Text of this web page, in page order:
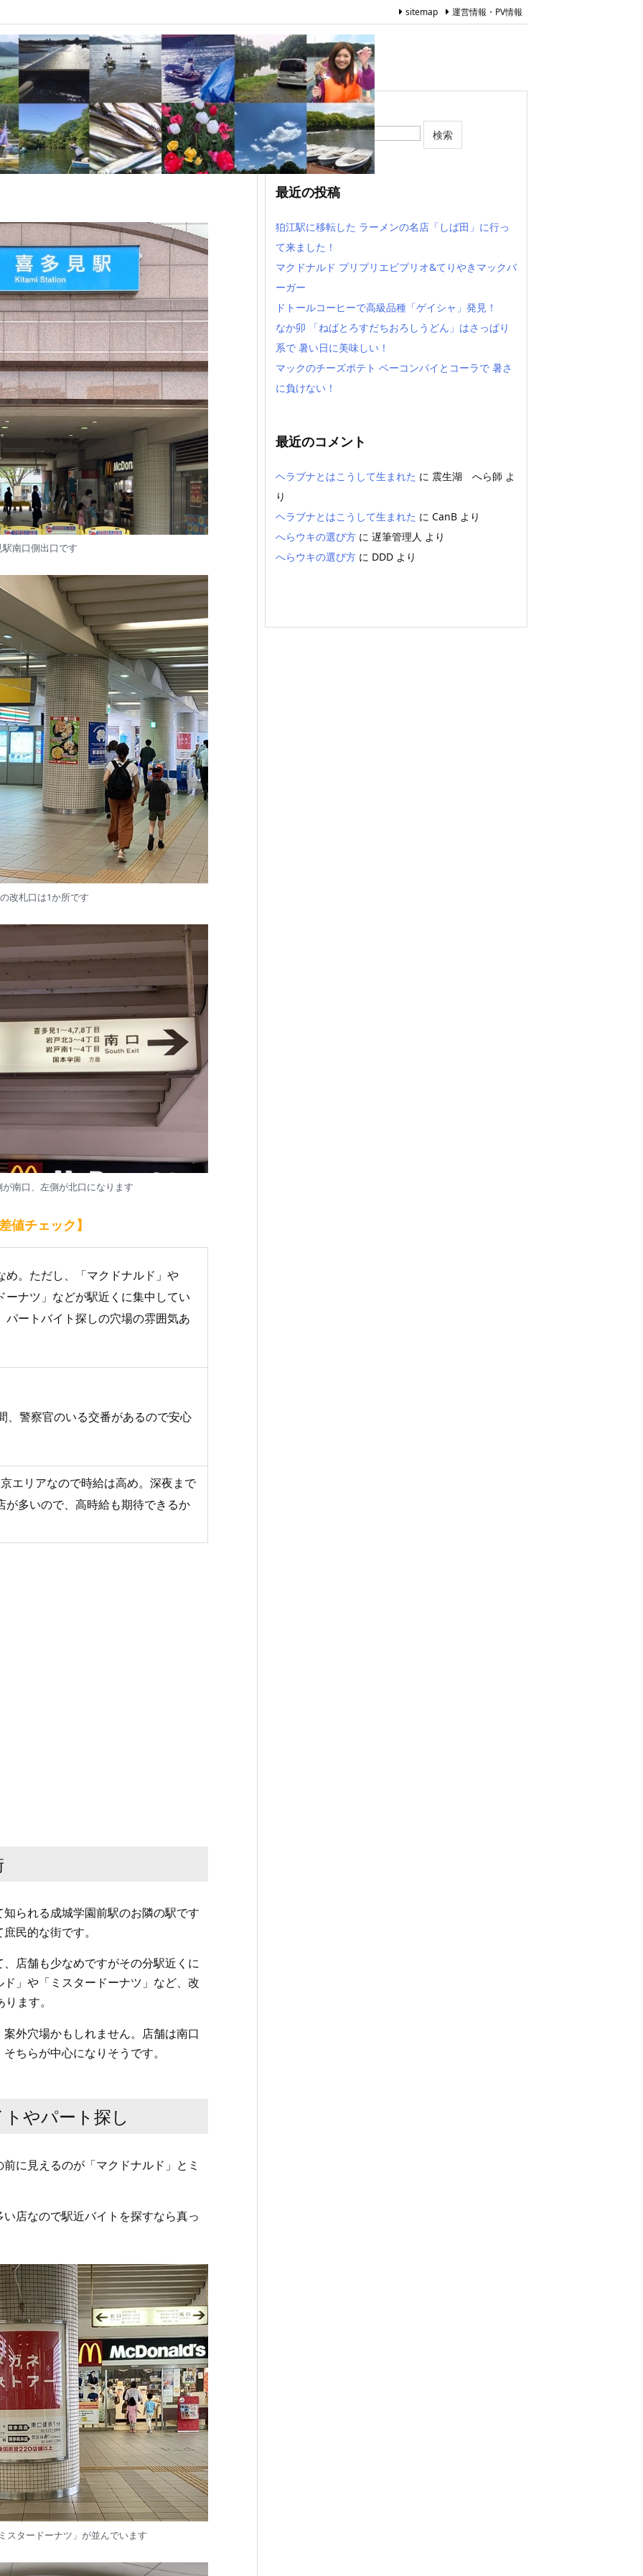
sitemap 運営情報・PV情報
ト＆パート
南口側出口です
改札口は1か所です
南口、左側が北口になります
値チェック】
め。ただし、「マクドナルド」や
ーナツ」などが駅近くに集中してい
パートバイト探しの穴場の雰囲気あ
、警察官のいる交番があるので安心
エリアなので時給は高め。深夜まで
が多いので、高時給も期待できるか
られる成城学園前駅のお隣の駅です
民的な街です。
店舗も少なめですがその分駅近くに
」や「ミスタードーナツ」など、改
ます。
外穴場かもしれません。店舗は南口
ちらが中心になりそうです。
やパート探し
に見えるのが「マクドナルド」とミ
店なので駅近バイトを探すなら真っ
スタードーナツ」が並んでいます
最近の投稿
狛江駅に移転した ラーメンの名店「しば田」に行っ
て来ました！
マクドナルド プリプリエビプリオ&てりやきマックバ
ーガー
ドトールコーヒーで高級品種「ゲイシャ」発見！
なか卯 「ねばとろすだちおろしうどん」はさっぱり
系で 暑い日に美味しい！
マックのチーズポテト ベーコンパイとコーラで 暑さ
に負けない！
最近のコメント
ヘラブナとはこうして生まれた に 震生湖 へら師 よ
り
ヘラブナとはこうして生まれた に CanB より
へらウキの選び方 に 遅筆管理人 より
へらウキの選び方 に DDD より